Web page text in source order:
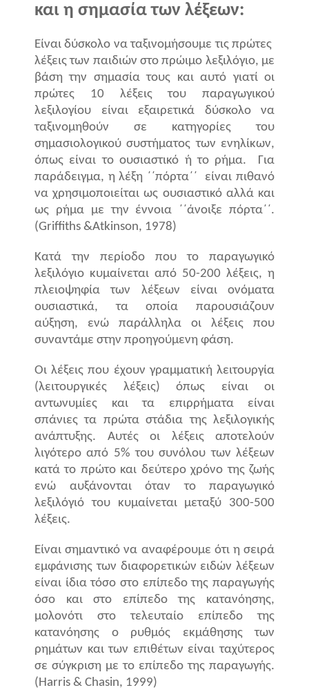
και η σημασία των λέξεων:
Είναι δύσκολο να ταξινομήσουμε τις πρώτες
λέξεις των παιδιών στο πρώιμο λεξιλόγιο, με
βάση την σημασία τους και αυτό γιατί οι
πρώτες 10 λέξεις του παραγωγικού
λεξιλογίου είναι εξαιρετικά δύσκολο να
ταξινομηθούν σε κατηγορίες του
σημασιολογικού συστήματος των ενηλίκων,
όπως είναι το ουσιαστικό ή το ρήμα.
Για
παράδειγμα, η λέξη ΄΄πόρτα΄΄
είναι πιθανό
να χρησιμοποιείται ως ουσιαστικό αλλά και
ως ρήμα με την έννοια ΄΄άνοιξε πόρτα΄΄.
(Griffiths &Atkinson, 1978)
Κατά την περίοδο που το παραγωγικό
λεξιλόγιο κυμαίνεται από 50-200 λέξεις, η
πλειοψηφία των λέξεων είναι ονόματα
ουσιαστικά, τα οποία παρουσιάζουν
αύξηση, ενώ παράλληλα οι λέξεις που
συναντάμε στην προηγούμενη φάση.
Οι λέξεις που έχουν γραμματική λειτουργία
(λειτουργικές λέξεις) όπως είναι οι
αντωνυμίες και τα επιρρήματα είναι
σπάνιες τα πρώτα στάδια της λεξιλογικής
ανάπτυξης. Αυτές οι λέξεις αποτελούν
λιγότερο από 5% του συνόλου των λέξεων
κατά το πρώτο και δεύτερο χρόνο της ζωής
ενώ αυξάνονται όταν το παραγωγικό
λεξιλόγιό του κυμαίνεται μεταξύ 300-500
λέξεις.
Είναι σημαντικό να αναφέρουμε ότι η σειρά
εμφάνισης των διαφορετικών ειδών λέξεων
είναι ίδια τόσο στο επίπεδο της παραγωγής
όσο και στο επίπεδο της κατανόησης,
μολονότι στο τελευταίο επίπεδο της
κατανόησης ο ρυθμός εκμάθησης των
ρημάτων και των επιθέτων είναι ταχύτερος
σε σύγκριση με το επίπεδο της παραγωγής.
(Harris & Chasin, 1999)